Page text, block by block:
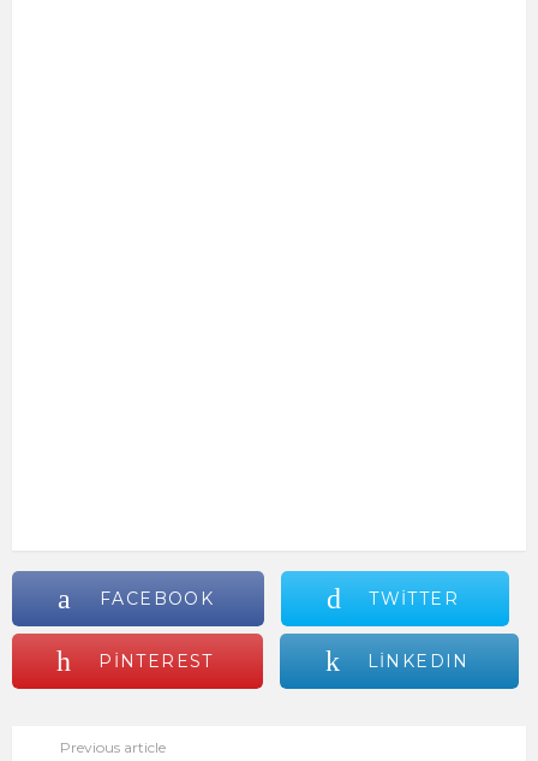
FACEBOOK TWITTER
PINTEREST LINKEDIN
Previous article